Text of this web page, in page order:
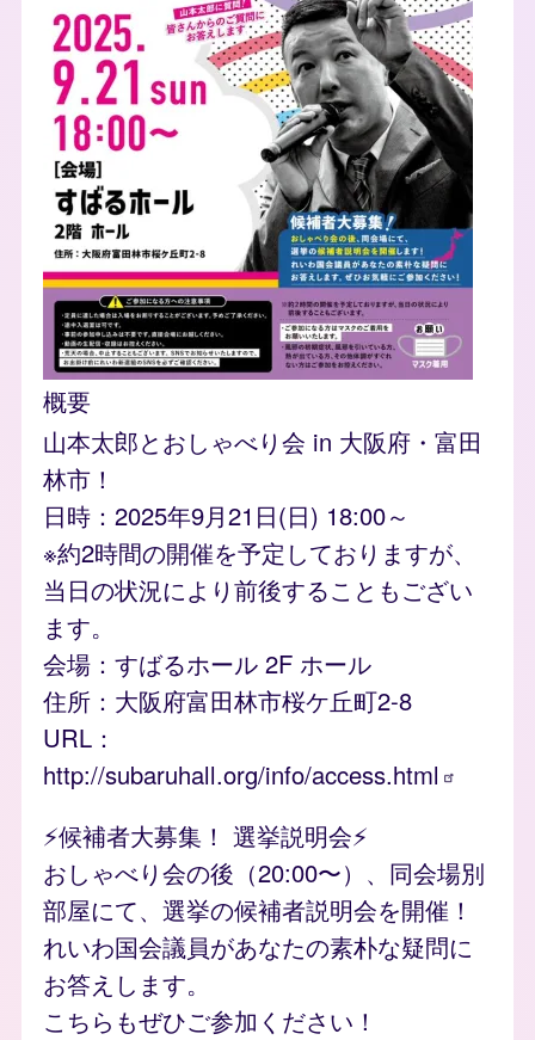
概要
山本太郎とおしゃべり会 in 大阪府・富田
林市！
日時：2025年9月21日(日) 18:00～
※約2時間の開催を予定しておりますが、
当日の状況により前後することもござい
ます。
会場：すばるホール 2F ホール
住所：大阪府富田林市桜ケ丘町2-8
URL：
http://subaruhall.org/info/access.html
⚡️候補者大募集！ 選挙説明会⚡️
おしゃべり会の後（20:00〜）、同会場別
部屋にて、選挙の候補者説明会を開催！
れいわ国会議員があなたの素朴な疑問に
お答えします。
こちらもぜひご参加ください！